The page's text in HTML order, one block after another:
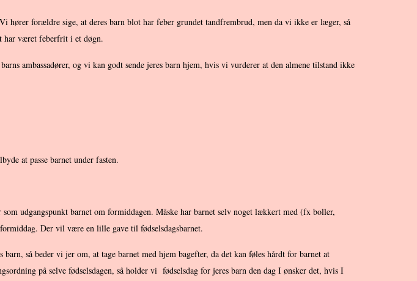
hører forældre sige, at deres barn blot har feber grundet tandfrembrud, men da vi ikke er læger, så
har været feberfrit i et døgn.
ambassadører, og vi kan godt sende jeres barn hjem, hvis vi vurderer at den almene tilstand ikke
at passe barnet under fasten.
udgangspunkt barnet om formiddagen. Måske har barnet selv noget lækkert med (fx boller,
Der vil være en lille gave til fødselsdagsbarnet.
så beder vi jer om, at tage barnet med hjem bagefter, da det kan føles hårdt for barnet at
på selve fødselsdagen, så holder vi fødselsdag for jeres barn den dag I ønsker det, hvis I